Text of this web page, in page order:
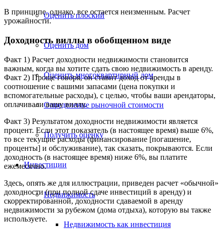
Оценить плоский
Оценить дом
Оценить многоквартирный дом
Определение рыночной стоимости
Получить оценку
Инвестиции
Недвижимость
Недвижимость как инвестиция
В принципе, однако, все остается неизменным. Расчет
урожайности.
Доходность виллы в обобщенном виде
Факт 1) Расчет доходности недвижимости становится
важным, когда вы хотите сдать свою недвижимость в аренду.
Факт 2) Проще говоря, он ставит доход от аренды в
соотношение с вашими запасами (цена покупки и
вспомогательные расходы), с целью, чтобы ваши арендаторы,
оплачивали вашу виллу.
Факт 3) Результатом доходности недвижимости является
процент. Если этот показатель (в настоящее время) выше 6%,
то все текущие расходы (финансирование [погашение,
проценты] и обслуживание), так сказать, покрываются. Если
доходность (в настоящее время) ниже 6%, вы платите
ежемесячно.
Здесь, опять же для иллюстрации, приведен расчет «обычной»
доходности (при полной сдаче инвестиций в аренду) и
скорректированной, доходности сдаваемой в аренду
недвижимости за рубежом (дома отдыха), которую вы также
используете.